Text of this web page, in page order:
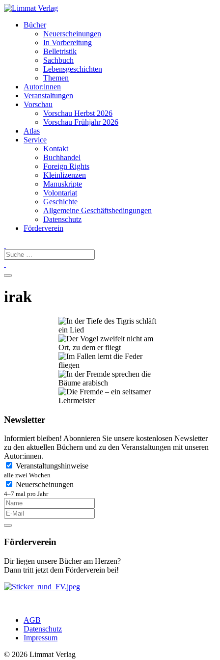
Bücher
Neuerscheinungen
In Vorbereitung
Belletristik
Sachbuch
Lebensgeschichten
Themen
Autor:innen
Veranstaltungen
Vorschau
Vorschau Herbst 2026
Vorschau Frühjahr 2026
Atlas
Service
Kontakt
Buchhandel
Foreign Rights
Kleinlizenzen
Manuskripte
Volontariat
Geschichte
Allgemeine Geschäftsbedingungen
Datenschutz
Förderverein
irak
Newsletter
Informiert bleiben! Abonnieren Sie unsere kostenlosen Newsletter
zu den aktuellen Büchern und zu den Veranstaltungen mit unseren
Autor:innen.
Veranstaltungshinweise
alle zwei Wochen
Neuerscheinungen
4–7 mal pro Jahr
Förderverein
Dir liegen unsere Bücher am Herzen?
Dann tritt jetzt dem Förderverein bei!
AGB
Datenschutz
Impressum
© 2026 Limmat Verlag